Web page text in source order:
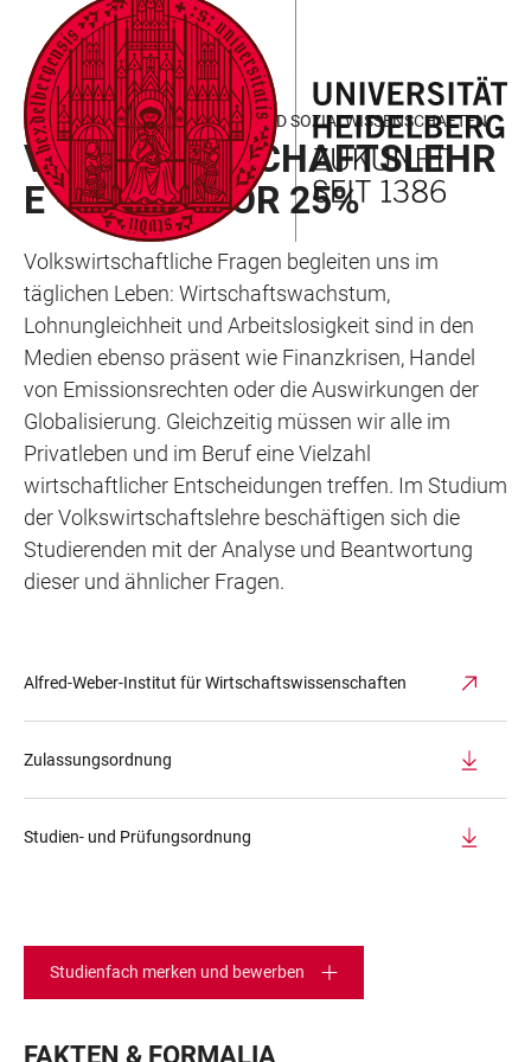
LINKS
ZUR
BARRIEREFREIHEIT
ZUM
HAUPTINHALT
HAUPTNAVIGATION
ÖFFNEN
WEBSEITENSUCHE
ÖFFNEN
FAKULTÄT FÜR WIRTSCHAFTS- UND SOZIALWISSENSCHAFTEN
VOLKSWIRTSCHAFTSLEHR
E – BACHELOR 25%
Volkswirtschaftliche Fragen begleiten uns im
täglichen Leben: Wirtschaftswachstum,
Lohnungleichheit und Arbeitslosigkeit sind in den
Medien ebenso präsent wie Finanzkrisen, Handel
von Emissionsrechten oder die Auswirkungen der
Globalisierung. Gleichzeitig müssen wir alle im
Privatleben und im Beruf eine Vielzahl
wirtschaftlicher Entscheidungen treffen. Im Studium
der Volkswirtschaftslehre beschäftigen sich die
Studierenden mit der Analyse und Beantwortung
dieser und ähnlicher Fragen.
Alfred-Weber-Institut für Wirtschaftswissenschaften
Zulassungsordnung
Studien- und Prüfungsordnung
Studienfach merken und bewerben
FAKTEN & FORMALIA